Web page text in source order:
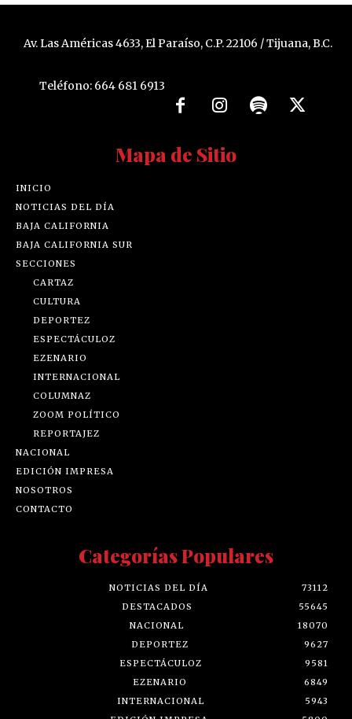
Av. Las Américas 4633, El Paraíso, C.P. 22106 / Tijuana, B.C.
Teléfono: 664 681 6913
Mapa de Sitio
INICIO
NOTICIAS DEL DÍA
BAJA CALIFORNIA
BAJA CALIFORNIA SUR
SECCIONES
CARTAZ
CULTURA
DEPORTEZ
ESPECTÁCULOZ
EZENARIO
INTERNACIONAL
COLUMNAZ
ZOOM POLÍTICO
REPORTAJEZ
NACIONAL
EDICIÓN IMPRESA
NOSOTROS
CONTACTO
Categorías Populares
NOTICIAS DEL DÍA
73112
DESTACADOS
55645
NACIONAL
18070
DEPORTEZ
9627
ESPECTÁCULOZ
9581
EZENARIO
6849
INTERNACIONAL
5943